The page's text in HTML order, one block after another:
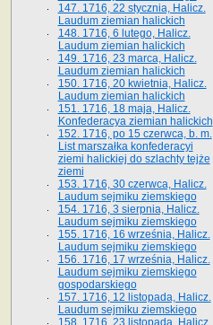
147. 1716, 22 stycznia, Halicz.
Laudum ziemian halickich
148. 1716, 6 lutego, Halicz.
Laudum ziemian halickich
149. 1716, 23 marca, Halicz.
Laudum ziemian halickich
150. 1716, 20 kwietnia, Halicz.
Laudum ziemian halickich
151. 1716, 18 maja, Halicz.
Konfederacya ziemian halickich
152. 1716, po 15 czerwca, b. m.
List marszałka konfederacyi
ziemi halickiej do szlachty tejże
ziemi
153. 1716, 30 czerwca, Halicz.
Laudum sejmiku ziemskiego
154. 1716, 3 sierpnia, Halicz.
Laudum sejmiku ziemskiego
155. 1716, 16 września, Halicz.
Laudum sejmiku ziemskiego
156. 1716, 17 września, Halicz.
Laudum sejmiku ziemskiego
gospodarskiego
157. 1716, 12 listopada, Halicz.
Laudum sejmiku ziemskiego
158. 1716, 23 listopada, Halicz.